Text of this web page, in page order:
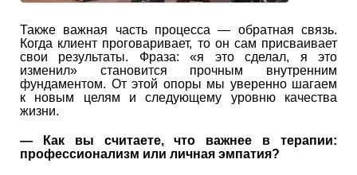
Также важная часть процесса — обратная связь.
Когда клиент проговаривает, то он сам присваивает
свои результаты. Фраза: «я это сделал, я это
изменил» становится прочным внутренним
фундаментом. От этой опоры мы уверенно шагаем
к новым целям и следующему уровню качества
жизни.
—
Как вы считаете, что важнее в терапии:
профессионализм или личная эмпатия?